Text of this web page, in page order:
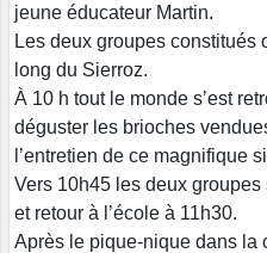
jeune éducateur Martin.
Les deux groupes constitués
long du Sierroz.
À 10 h tout le monde s’est
déguster les brioches
l’entretien de ce magnifique
Vers 10h45 les deux
et retour à l’école à 11h30.
Après le pique-nique dans la